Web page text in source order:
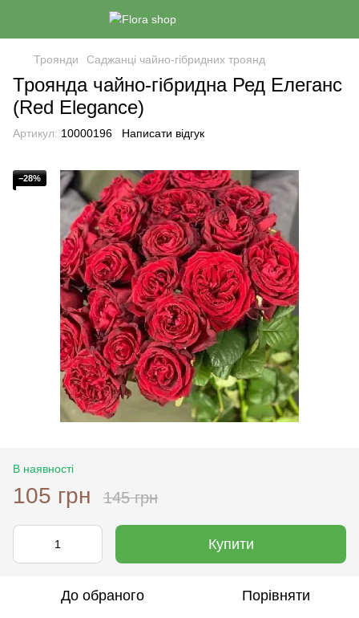
Троянди Саджанці чайно-гібридних троянд
Троянда чайно-гібридна Ред Елеганс
(Red Elegance)
Артикул: 10000196 Написати відгук
−28%
В наявності
105 грн 145 грн
Купити
До обраного Порівняти